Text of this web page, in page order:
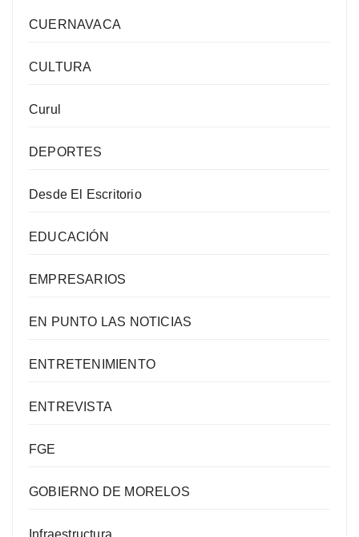
CUERNAVACA
CULTURA
Curul
DEPORTES
Desde El Escritorio
EDUCACIÓN
EMPRESARIOS
EN PUNTO LAS NOTICIAS
ENTRETENIMIENTO
ENTREVISTA
FGE
GOBIERNO DE MORELOS
Infraestructura